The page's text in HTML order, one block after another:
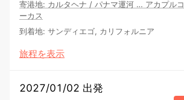
寄港地: カルタヘナ / パナマ運河 … アカプルコ
ーカス
到着地: サンディエゴ, カリフォルニア
旅程を表示
2027/01/02 出発